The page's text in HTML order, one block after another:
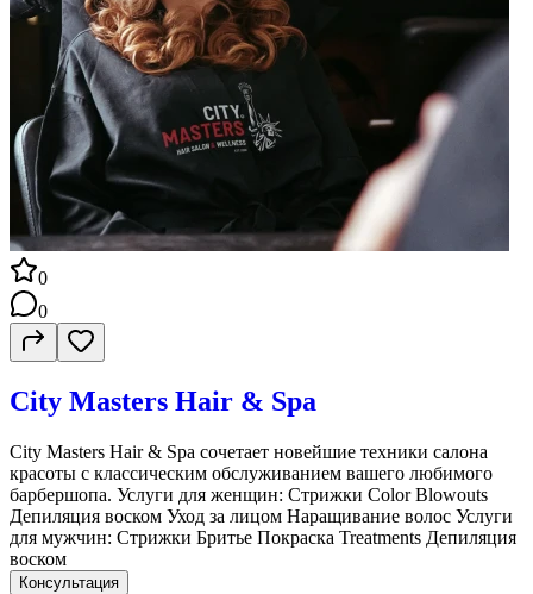
0
0
City Masters Hair & Spa
City Masters Hair & Spa сочетает новейшие техники салона
красоты с классическим обслуживанием вашего любимого
барбершопа. Услуги для женщин: Стрижки Color Blowouts
Депиляция воском Уход за лицом Наращивание волос Услуги
для мужчин: Стрижки Бритье Покраска Treatments Депиляция
воском
Консультация